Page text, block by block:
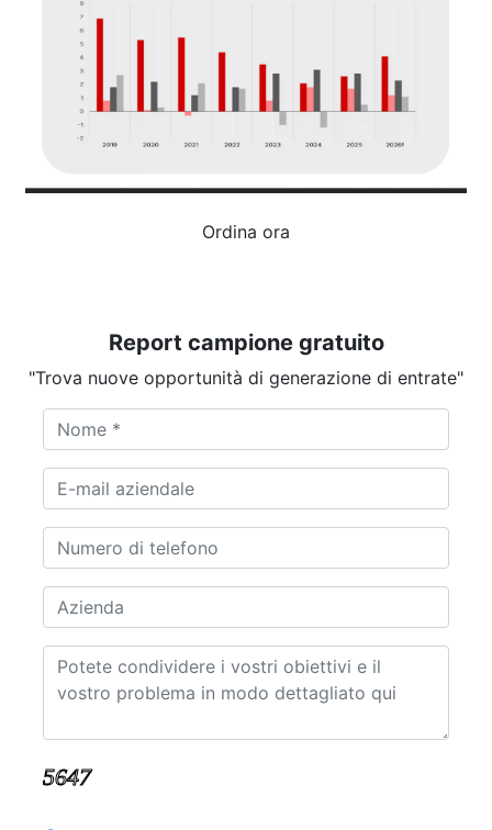
Ordina ora
Report campione gratuito
"Trova nuove opportunità di generazione di entrate"